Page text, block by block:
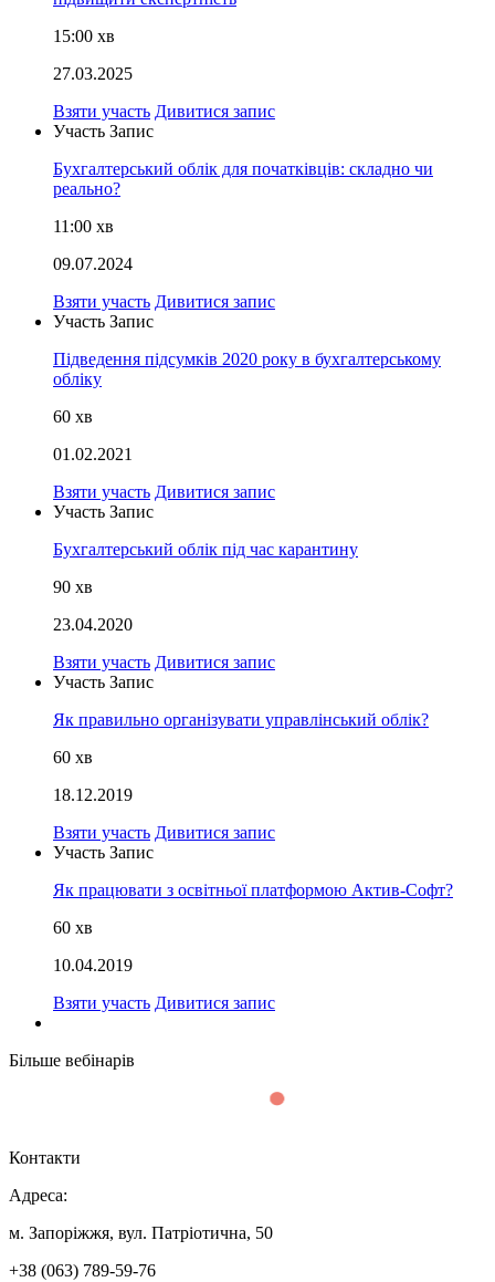
15:00 хв
27.03.2025
Взяти участь Дивитися запис
Участь Запис
Бухгалтерський облік для початківців: складно чи
реально?
11:00 хв
09.07.2024
Взяти участь Дивитися запис
Участь Запис
Підведення підсумків 2020 року в бухгалтерському
обліку
60 хв
01.02.2021
Взяти участь Дивитися запис
Участь Запис
Бухгалтерський облік під час карантину
90 хв
23.04.2020
Взяти участь Дивитися запис
Участь Запис
Як правильно організувати управлінський облік?
60 хв
18.12.2019
Взяти участь Дивитися запис
Участь Запис
Як працювати з освітньої платформою Актив-Софт?
60 хв
10.04.2019
Взяти участь Дивитися запис
Більше вебінарів
Контакти
Адреса:
м. Запоріжжя, вул. Патріотична, 50
+38 (063) 789-59-76